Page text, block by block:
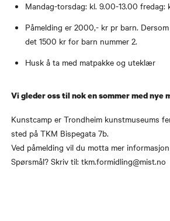
Mandag-torsdag: kl. 9.00-13.00 fredag:
Påmelding er 2000,- kr pr barn.
det 1500 kr for barn nummer 2.
Husk å ta med matpakke og uteklær
Vi gleder oss til nok en sommer med nye
Kunstcamp er Trondheim kunstmuseums
sted på TKM Bispegata 7b.
Ved påmelding vil du motta mer
Spørsmål? Skriv til: tkm.formidling@mist.no